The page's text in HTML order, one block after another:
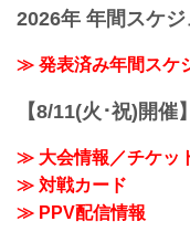
2026年 年間スケ
≫ 発表済み年間スケ
【8/11(火･祝)開
≫ 大会情報／チケッ
≫ 対戦カード
≫ PPV配信情報